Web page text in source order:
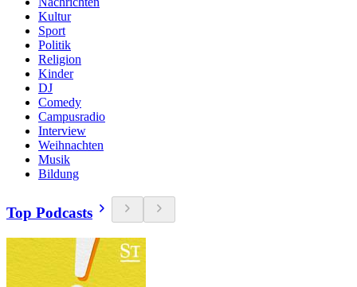
Kultur
Sport
Politik
Religion
Kinder
DJ
Comedy
Campusradio
Interview
Weihnachten
Musik
Bildung
Top Podcasts